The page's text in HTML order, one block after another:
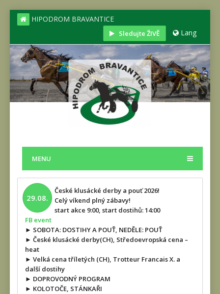
HIPODROM BRAVANTICE
Sledujte ŽIVĚ Lang
MENU
29.08.
České klusácké derby a pouť 2026!
Celý víkend plný zábavy!
start akce 9:00, start dostihů: 14:00
FB event
► SOBOTA: DOSTIHY A POUŤ, NEDĚLE: POUŤ
► České klusácké derby(CH), Středoevropská cena –
heat
► Velká cena tříletých (CH), Trotteur Francais X. a
další dostihy
► DOPROVODNÝ PROGRAM
► KOLOTOČE, STÁNKAŘI